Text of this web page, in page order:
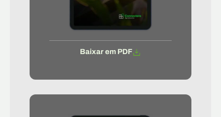
Baixar em PDF